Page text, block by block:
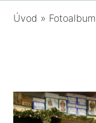
Úvod » Fotoalbum